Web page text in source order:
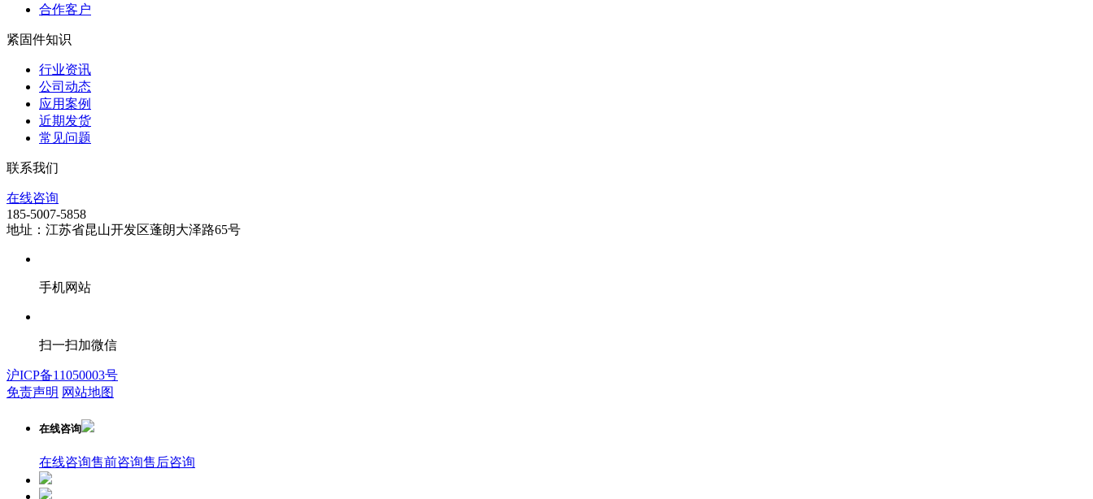
合作客户
紧固件知识
行业资讯
公司动态
应用案例
近期发货
常见问题
联系我们
在线咨询
185-5007-5858
地址：江苏省昆山开发区蓬朗大泽路65号
手机网站
扫一扫加微信
沪ICP备11050003号
免责声明 网站地图
在线咨询
在线咨询售前咨询售后咨询